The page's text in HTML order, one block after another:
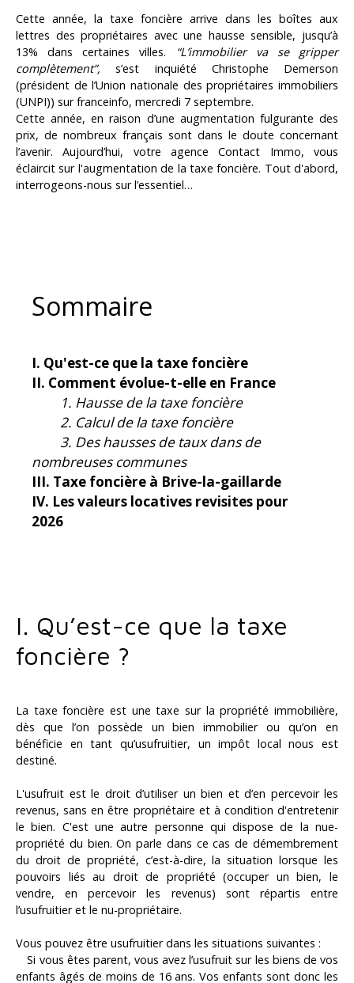
Cette année, la taxe foncière arrive dans les boîtes aux
lettres des propriétaires avec une hausse sensible, jusqu’à
13% dans certaines villes. “L’immobilier va se gripper
complètement”,s’est inquiété Christophe Demerson
(président de l’Union nationale des propriétaires immobiliers
(UNPI)) sur franceinfo, mercredi 7 septembre.
Cette année, en raison d’une augmentation fulgurante des
prix, de nombreux français sont dans le doute concernant
l’avenir. Aujourd’hui, votre agence Contact Immo, vous
éclaircit sur l'augmentation de la taxe foncière. Tout d'abord,
interrogeons-nous sur l’essentiel…
Sommaire
I. Qu'est-ce que la taxe foncière
II. Comment évolue-t-elle en France
1. Hausse de la taxe foncière
2. Calcul de la taxe foncière
3. Des hausses de taux dans de
nombreuses communes
III. Taxe foncière à Brive-la-gaillarde
IV. Les valeurs locatives revisites pour
2026
I. Qu’est-ce que la taxe
foncière ?
La taxe foncière est une taxe sur la propriété immobilière,
dès que l’on possède un bien immobilier ou qu’on en
bénéficie en tant qu’usufruitier, un impôt local nous est
destiné.
L'usufruit est le droit d’utiliser un bien et d’en percevoir les
revenus, sans en être propriétaire et à condition d'entretenir
le bien. C'est une autre personne qui dispose de la nue-
propriété du bien. On parle dans ce cas de démembrement
du droit de propriété, c’est-à-dire, la situation lorsque les
pouvoirs liés au droit de propriété (occuper un bien, le
vendre, en percevoir les revenus) sont répartis entre
l’usufruitier et le nu-propriétaire.
Vous pouvez être usufruitier dans les situations suivantes :
Si vous êtes parent, vous avez l’usufruit sur les biens de vos
enfants âgés de moins de 16 ans. Vos enfants sont donc les